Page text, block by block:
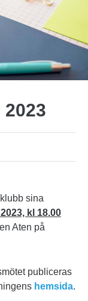
sina
kl 18.00
Aten på
publiceras
hemsida.